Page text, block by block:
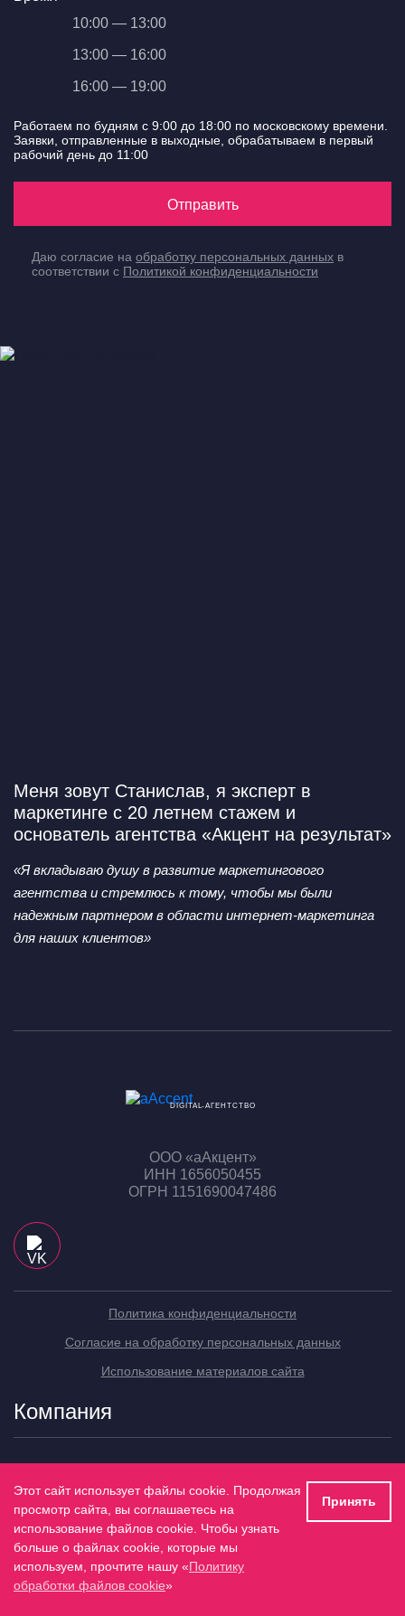
10:00 — 13:00
13:00 — 16:00
16:00 — 19:00
Работаем по будням с 9:00 до 18:00 по московскому времени.
Заявки, отправленные в выходные, обрабатываем в первый
рабочий день до 11:00
Отправить
Даю согласие на обработку персональных данных в
соответствии с Политикой конфиденциальности
Меня зовут Станислав, я эксперт в
маркетинге с 20 летнем стажем и
основатель агентства «Акцент на результат»
«Я вкладываю душу в развитие маркетингового
агентства и стремлюсь к тому, чтобы мы были
надежным партнером в области интернет-маркетинга
для наших клиентов»
DIGITAL-АГЕНТСТВО
ООО «аАкцент»
ИНН 1656050455
ОГРН 1151690047486
Политика конфиденциальности
Согласие на обработку персональных данных
Использование материалов сайта
Компания
Услуги
Контакты
Цены на сайте не являются публичной офертой. Точная стоимость
определяется индивидуально после консультации с менеджером.
Этот сайт использует файлы cookie. Продолжая
просмотр сайта, вы соглашаетесь на
использование файлов cookie. Чтобы узнать
больше о файлах cookie, которые мы
используем, прочтите нашу «Политику
обработки файлов cookie»
Принять